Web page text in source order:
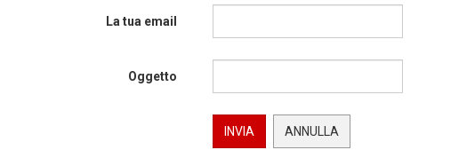
La tua email
Oggetto
INVIA ANNULLA